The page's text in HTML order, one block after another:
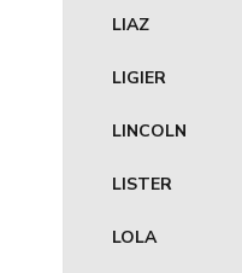
LIAZ
LIGIER
LINCOLN
LISTER
LOLA